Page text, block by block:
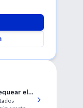
el